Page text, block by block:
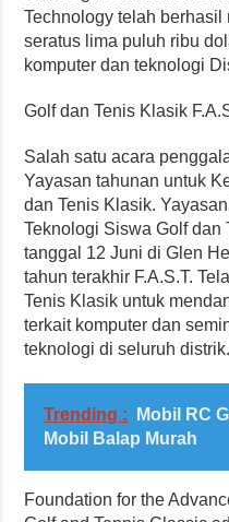
Technology telah
seratus lima puluh ribu
komputer dan teknologi
Golf dan Tenis Klasik
Salah satu acara
Yayasan tahunan untuk
dan Tenis Klasik.
Teknologi Siswa Golf dan
tanggal 12 Juni di Glen
tahun terakhir F.A.S.T.
Tenis Klasik untuk
terkait komputer dan
teknologi di seluruh distrik.
Trending :
Mobil RC
Mobil Balap Murah
Foundation for the